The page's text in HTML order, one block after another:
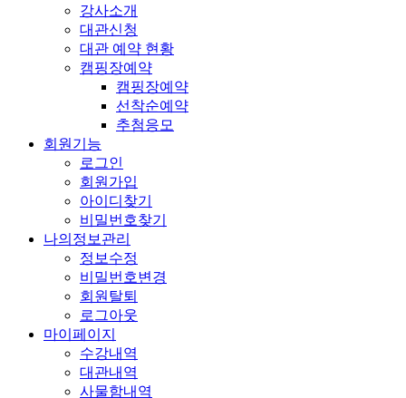
강사소개
대관신청
대관 예약 현황
캠핑장예약
캠핑장예약
선착순예약
추첨응모
회원기능
로그인
회원가입
아이디찾기
비밀번호찾기
나의정보관리
정보수정
비밀번호변경
회원탈퇴
로그아웃
마이페이지
수강내역
대관내역
사물함내역